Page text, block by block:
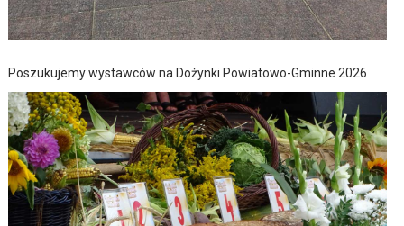
Poszukujemy wystawców na Dożynki Powiatowo-Gminne 2026